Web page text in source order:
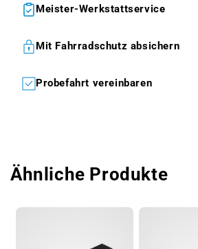
Meister-Werkstattservice
Mit Fahrradschutz absichern
Probefahrt vereinbaren
Ähnliche Produkte